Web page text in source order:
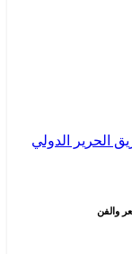
والفن